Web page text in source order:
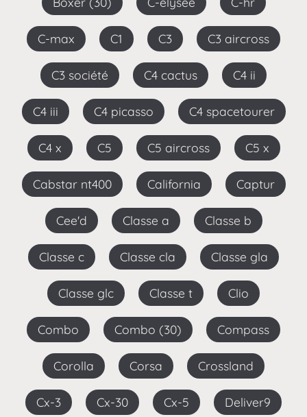
C-max C1 C3 C3 aircross
C3 société C4 cactus C4 ii
C4 iii C4 picasso C4 spacetourer
C4 x C5 C5 aircross C5 x
Cabstar nt400 California Captur
Cee'd Classe a Classe b
Classe c Classe cla Classe gla
Classe glc Classe t Clio
Combo Combo (30) Compass
Corolla Corsa Crossland
Cx-3 Cx-30 Cx-5 Deliver9